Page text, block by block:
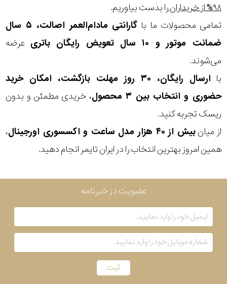
۹۸% از خریداران
را بدست بیاوریم.
تمامی محصولات ما با
گارانتی مادام‌العمر اصالت، ۵ سال
ضمانت موتور و ۱۰ سال تعویض رایگان باتری
عرضه
می‌شوند.
با
ارسال رایگان، ۳۰ روز مهلت بازگشت، امکان خرید
حضوری و انتخاب بین ۳ محصول
، خریدی مطمئن و بدون
ریسک تجربه کنید.
از میانبیش از ۴۰ هزار مدل ساعت و اکسسوری اورجینال
،
همین امروز بهترین انتخاب را در ایران تایمر انجام دهید.
جنس
رنگ
بکار
رفته
منبع
اصالت
کشور
عضویت در خبرنامه